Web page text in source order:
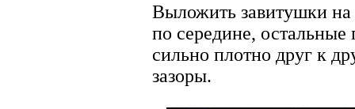
Выложить завитушки
по середине, остальные
сильно плотно друг к
зазоры.